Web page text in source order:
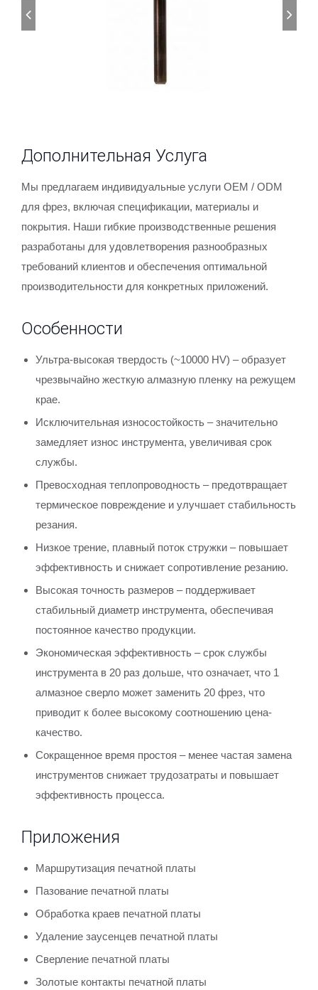
Дополнительная Услуга
Мы предлагаем индивидуальные услуги OEM / ODM
для фрез, включая спецификации, материалы и
покрытия. Наши гибкие производственные решения
разработаны для удовлетворения разнообразных
требований клиентов и обеспечения оптимальной
производительности для конкретных приложений.
Особенности
Ультра-высокая твердость (~10000 HV) – образует
чрезвычайно жесткую алмазную пленку на режущем
крае.
Исключительная износостойкость – значительно
замедляет износ инструмента, увеличивая срок
службы.
Превосходная теплопроводность – предотвращает
термическое повреждение и улучшает стабильность
резания.
Низкое трение, плавный поток стружки – повышает
эффективность и снижает сопротивление резанию.
Высокая точность размеров – поддерживает
стабильный диаметр инструмента, обеспечивая
постоянное качество продукции.
Экономическая эффективность – срок службы
инструмента в 20 раз дольше, что означает, что 1
алмазное сверло может заменить 20 фрез, что
приводит к более высокому соотношению цена-
качество.
Сокращенное время простоя – менее частая замена
инструментов снижает трудозатраты и повышает
эффективность процесса.
Приложения
Маршрутизация печатной платы
Пазование печатной платы
Обработка краев печатной платы
Удаление заусенцев печатной платы
Сверление печатной платы
Золотые контакты печатной платы